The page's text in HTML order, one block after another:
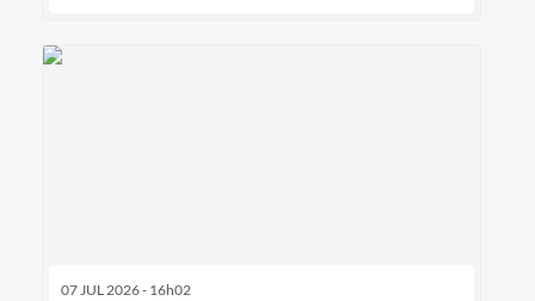
07 JUL 2026 - 16h02